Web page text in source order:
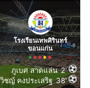
โรงเรียนเทพศิรินทร์
ขอนแก่น
ภูเบศ สาดแล่น 2'
ชญ์ คงประเสริฐ 38'